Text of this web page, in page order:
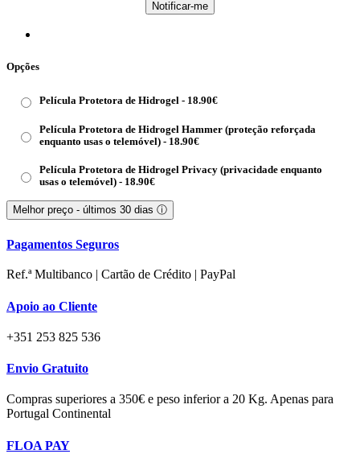
Opções
Película Protetora de Hidrogel - 18.90€
Película Protetora de Hidrogel Hammer (proteção reforçada
enquanto usas o telemóvel) - 18.90€
Película Protetora de Hidrogel Privacy (privacidade enquanto
usas o telemóvel) - 18.90€
Melhor preço - últimos 30 dias ⓘ
Pagamentos Seguros
Ref.ª Multibanco | Cartão de Crédito | PayPal
Apoio ao Cliente
+351 253 825 536
Envio Gratuito
Compras superiores a 350€ e peso inferior a 20 Kg. Apenas para
Portugal Continental
FLOA PAY